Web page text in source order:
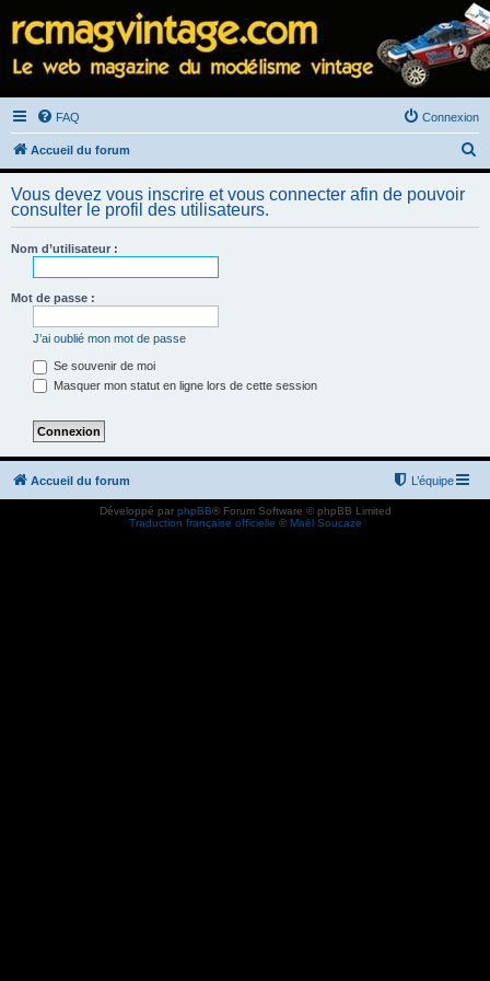
FAQ Connexion
Accueil du forum
e
h
Vous devez vous inscrire et vous connecter afin de pouvoir
consulter le profil des utilisateurs.
Nom d’utilisateur :
Mot de passe :
J’ai oublié mon mot de passe
Se souvenir de moi
Masquer mon statut en ligne lors de cette session
Accueil du forum L’équipe
Développé par phpBB® Forum Software © phpBB Limited
Traduction française officielle © Maël Soucaze